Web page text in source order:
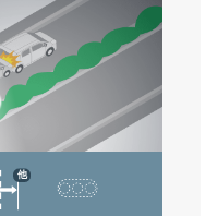
他